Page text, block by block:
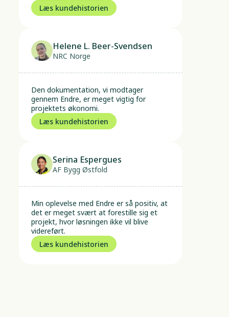
Læs kundehistorien
Helene L. Beer-Svendsen
NRC Norge
Den dokumentation, vi modtager
gennem Endre, er meget vigtig for
projektets økonomi.
Læs kundehistorien
Serina Espergues
AF Bygg Østfold
Min oplevelse med Endre er så positiv, at
det er meget svært at forestille sig et
projekt, hvor løsningen ikke vil blive
videreført.
Læs kundehistorien